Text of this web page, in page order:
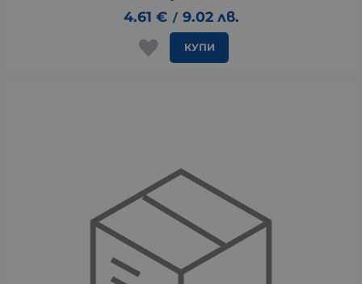
4.61 € / 9.02 лв.
КУПИ